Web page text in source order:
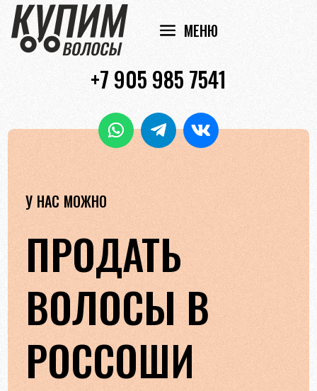
+7 905 985 7541
У НАС МОЖНО
ПРОДАТЬ
ВОЛОСЫ В
РОССОШИ